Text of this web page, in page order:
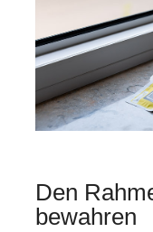
Den
bewahren